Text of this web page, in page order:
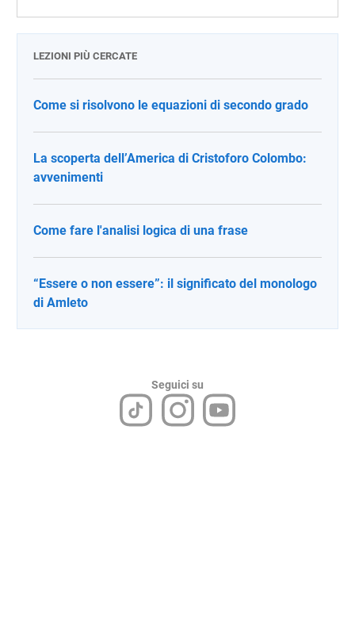
LEZIONI PIÙ CERCATE
Come si risolvono le equazioni di secondo grado
La scoperta dell’America di Cristoforo Colombo:
avvenimenti
Come fare l'analisi logica di una frase
“Essere o non essere”: il significato del monologo
di Amleto
Seguici su